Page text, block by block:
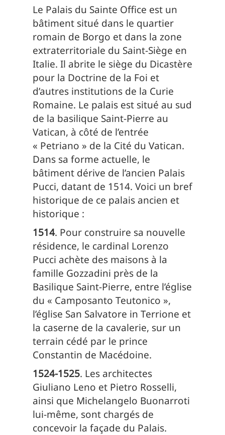
Le Palais du Sainte Office est un
bâtiment situé dans le quartier
romain de Borgo et dans la zone
extraterritoriale du Saint-Siège en
Italie. Il abrite le siège du Dicastère
pour la Doctrine de la Foi et
d’autres institutions de la Curie
Romaine. Le palais est situé au sud
de la basilique Saint-Pierre au
Vatican, à côté de l’entrée
« Petriano » de la Cité du Vatican.
Dans sa forme actuelle, le
bâtiment dérive de l’ancien Palais
Pucci, datant de 1514. Voici un bref
historique de ce palais ancien et
historique :
1514. Pour construire sa nouvelle
résidence, le cardinal Lorenzo
Pucci achète des maisons à la
famille Gozzadini près de la
Basilique Saint-Pierre, entre l’église
du « Camposanto Teutonico »,
l’église San Salvatore in Terrione et
la caserne de la cavalerie, sur un
terrain cédé par le prince
Constantin de Macédoine.
1524-1525. Les architectes
Giuliano Leno et Pietro Rosselli,
ainsi que Michelangelo Buonarroti
lui-même, sont chargés de
concevoir la façade du Palais.